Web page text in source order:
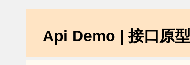
Api Demo | 接口原型